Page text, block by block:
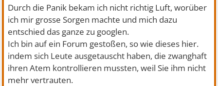
Durch die Panik bekam ich nicht richtig Luft, worüber
ich mir grosse Sorgen machte und mich dazu
entschied das ganze zu googlen.
Ich bin auf ein Forum gestoßen, so wie dieses hier.
indem sich Leute ausgetauscht haben, die zwanghaft
ihren Atem kontrollieren mussten, weil Sie ihm nicht
mehr vertrauten.